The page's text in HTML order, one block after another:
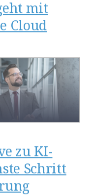
mit
Cloud
zu KI-
Schritt